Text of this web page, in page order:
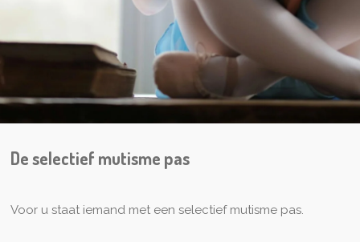
De selectief mutisme pas
Voor u staat iemand met een selectief mutisme pas.